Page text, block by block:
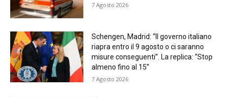
7 Agosto 2026
Schengen, Madrid: “Il governo italiano
riapra entro il 9 agosto o ci saranno
misure conseguenti”. La replica: “Stop
almeno fino al 15”
7 Agosto 2026